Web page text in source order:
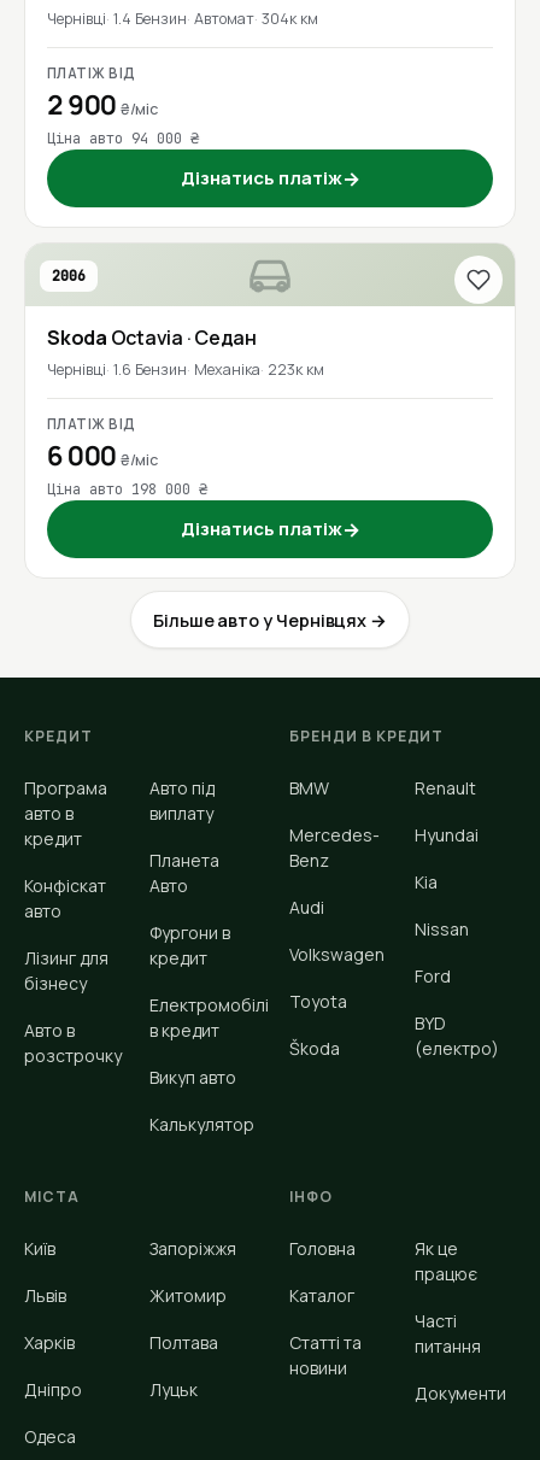
Чернівці 1.4 Бензин Автомат 304к км
ПЛАТІЖ ВІД
2 900₴/міс
Ціна авто 94 000 ₴
Дізнатись платіж→
2006
Skoda Octavia · Седан
Чернівці 1.6 Бензин Механіка 223к км
ПЛАТІЖ ВІД
6 000₴/міс
Ціна авто 198 000 ₴
Дізнатись платіж→
Більше авто у Чернівцях →
КРЕДИТ
Програма
авто в
кредит
Конфіскат
авто
Лізинг для
бізнесу
Авто в
розстрочку
Авто під
виплату
Планета
Авто
Фургони в
кредит
Електромобілі
в кредит
Викуп авто
Калькулятор
БРЕНДИ В КРЕДИТ
BMW
Mercedes-
Benz
Audi
Volkswagen
Toyota
Škoda
Renault
Hyundai
Kia
Nissan
Ford
BYD
(електро)
МІСТА
Київ
Львів
Харків
Дніпро
Одеса
Запоріжжя
Житомир
Полтава
Луцьк
ІНФО
Головна
Каталог
Статті та
новини
Як це
працює
Часті
питання
Документи